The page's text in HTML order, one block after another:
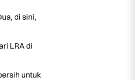
di sini,
LRA di
untuk